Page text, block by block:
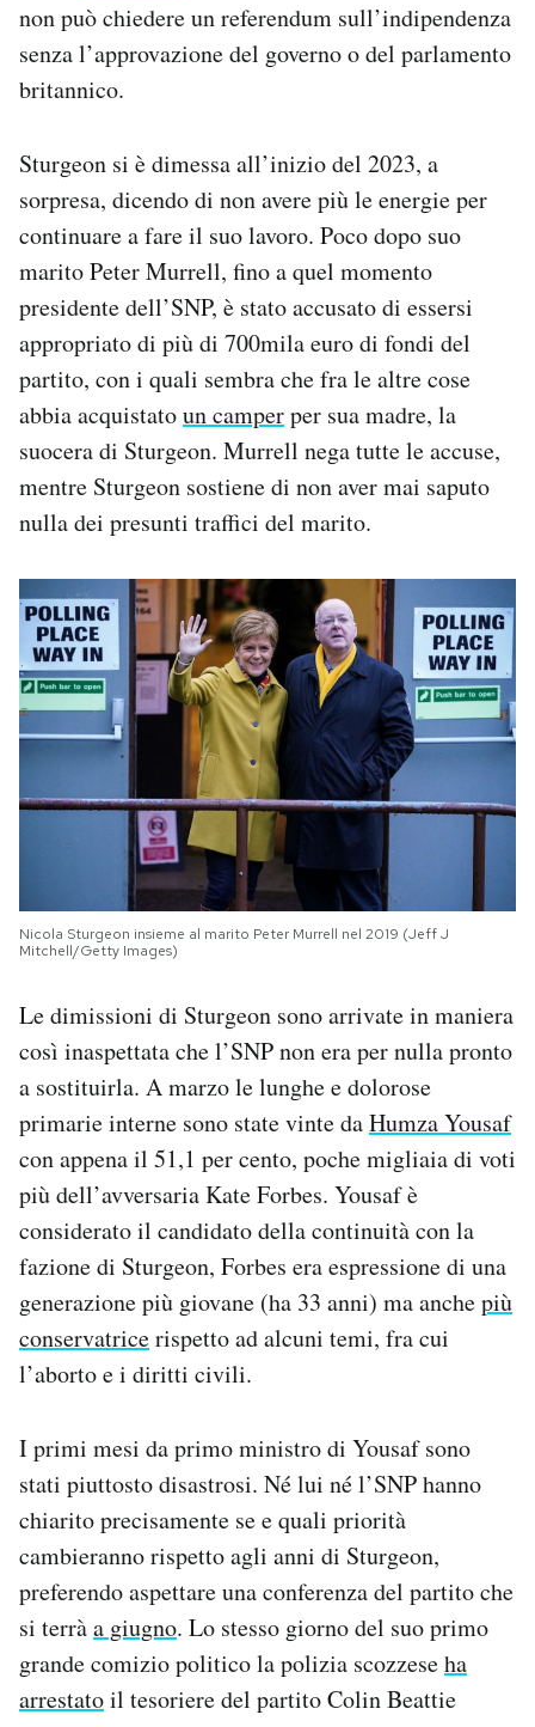
non può chiedere un referendum sull’indipendenza
senza l’approvazione del governo o del parlamento
britannico.
Sturgeon si è dimessa all’inizio del 2023, a
sorpresa, dicendo di non avere più le energie per
continuare a fare il suo lavoro. Poco dopo suo
marito Peter Murrell, fino a quel momento
presidente dell’SNP, è stato accusato di essersi
appropriato di più di 700mila euro di fondi del
partito, con i quali sembra che fra le altre cose
abbia acquistatoun camperper sua madre, la
suocera di Sturgeon. Murrell nega tutte le accuse,
mentre Sturgeon sostiene di non aver mai saputo
nulla dei presunti traffici del marito.
Nicola Sturgeon insieme al marito Peter Murrell nel 2019 (Jeff J
Mitchell/Getty Images)
Le dimissioni di Sturgeon sono arrivate in maniera
così inaspettata che l’SNP non era per nulla pronto
a sostituirla. A marzo le lunghe e dolorose
primarie interne sono state vinte daHumza Yousaf
con appena il 51,1 per cento, poche migliaia di voti
più dell’avversaria Kate Forbes. Yousaf è
considerato il candidato della continuità con la
fazione di Sturgeon, Forbes era espressione di una
generazione più giovane (ha 33 anni) ma anchepiù
conservatricerispetto ad alcuni temi, fra cui
l’aborto e i diritti civili.
I primi mesi da primo ministro di Yousaf sono
stati piuttosto disastrosi. Né lui né l’SNP hanno
chiarito precisamente se e quali priorità
cambieranno rispetto agli anni di Sturgeon,
preferendo aspettare una conferenza del partito che
si terràa giugno. Lo stesso giorno del suo primo
grande comizio politico la polizia scozzeseha
arrestatoil tesoriere del partito Colin Beattie